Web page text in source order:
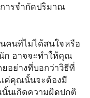
ารจำกัดปริมาณ
คนที่ไม่ได้สนใจหรือ
ก อาจจะทำให้คุณ
อย่างที่บอกว่าวิธีที่
ค่คุณนั้นจะต้องมี
นเกิดความผิดปกติ